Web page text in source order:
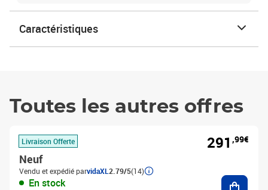
Caractéristiques
Toutes les autres offres
Livraison Offerte
Neuf
Vendu et expédié parvidaXL 2.79/5(14)
En stock
291 ,99€